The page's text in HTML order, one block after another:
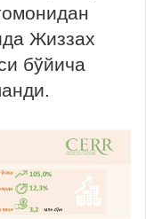
Жиззах
бўйича